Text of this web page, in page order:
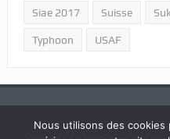
Siae 2017 Suisse
Typhoon USAF
Nous utilisons des cookies